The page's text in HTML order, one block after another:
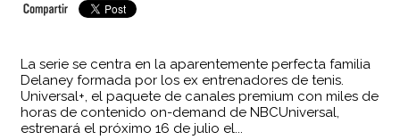
La serie se centra en la aparentemente perfecta familia
Delaney formada por los ex entrenadores de tenis.
Universal+, el paquete de canales premium con miles de
horas de contenido on-demand de NBCUniversal,
estrenará el próximo 16 de julio el...